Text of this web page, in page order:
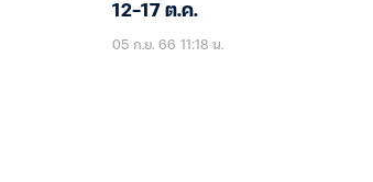
12-17 ต.ค.
05 ก.ย. 66 11:18 น.